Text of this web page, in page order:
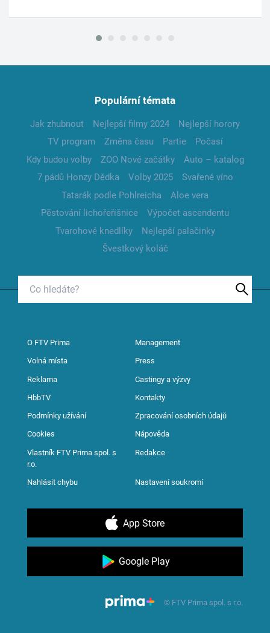
Populární témata
Jak zhubnout Nejlepší filmy 2024
Nejlepší horory
TV program
Změna času Partie
Počasí
Kdy budou volby
ZOO Nové začátky
Auto – katalog
7 pádů Honzy Dědka
Volby 2025
Svařené víno
Tatarák podle Pohlreicha
Aloe vera
Pěstování lichořeřišnice
Výpočet ascendentu
Tvarohové knedlíky
Nejlepší palačinky
Švestkový koláč
O FTV Prima Management
Volná místa Press
Reklama Castingy a výzvy
HbbTV Kontakty
Podmínky užívání Zpracování osobních údajů
Cookies Nápověda
Vlastník FTV Prima spol. s
r.o.
Redakce
Nahlásit chybu Nastavení soukromí
App Store
Google Play
© FTV Prima spol. s r.o.